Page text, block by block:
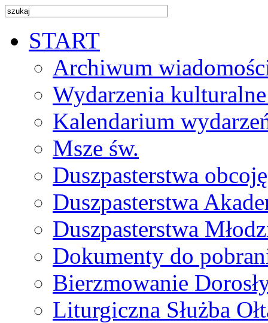
START
Archiwum
Wydarzenia
Kalendarium
Msze św.
Duszpasterstwa
Duszpasterstwa
Duszpasterstwa
Dokumenty do
Bierzmowanie
Liturgiczna Służba